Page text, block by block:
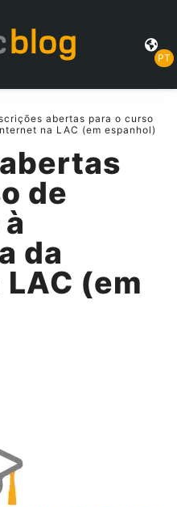
PT
abertas para o curso
na LAC (em espanhol)
de
da
(em